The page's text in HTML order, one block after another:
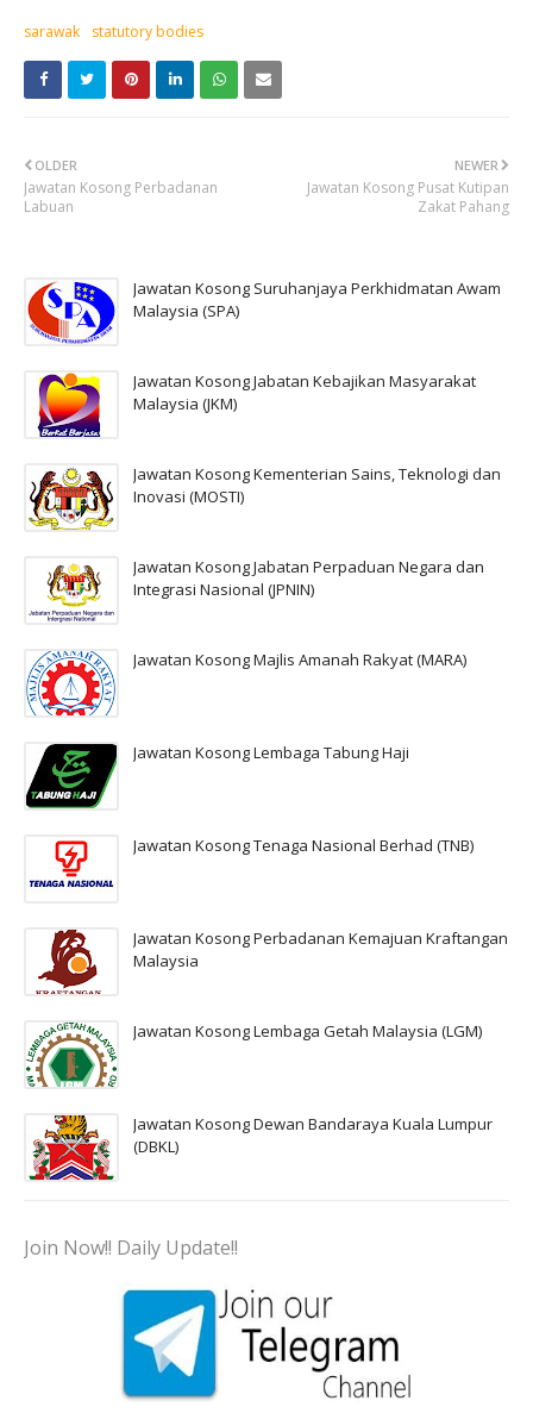
sarawak statutory bodies
NEWER
Jawatan Kosong Pusat Kutipan
Zakat Pahang
OLDER
Jawatan Kosong Perbadanan
Labuan
Jawatan Kosong Suruhanjaya Perkhidmatan Awam
Malaysia (SPA)
Jawatan Kosong Jabatan Kebajikan Masyarakat
Malaysia (JKM)
Jawatan Kosong Kementerian Sains, Teknologi dan
Inovasi (MOSTI)
Jawatan Kosong Jabatan Perpaduan Negara dan
Integrasi Nasional (JPNIN)
Jawatan Kosong Majlis Amanah Rakyat (MARA)
Jawatan Kosong Lembaga Tabung Haji
Jawatan Kosong Tenaga Nasional Berhad (TNB)
Jawatan Kosong Perbadanan Kemajuan Kraftangan
Malaysia
Jawatan Kosong Lembaga Getah Malaysia (LGM)
Jawatan Kosong Dewan Bandaraya Kuala Lumpur
(DBKL)
Join Now!! Daily Update!!